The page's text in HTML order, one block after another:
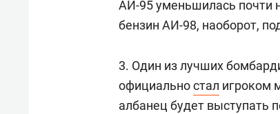
АИ-95 уменьшилась почти
бензин АИ-98, наоборот,
3. Один из лучших
официальностал игроком
албанец будет выступать